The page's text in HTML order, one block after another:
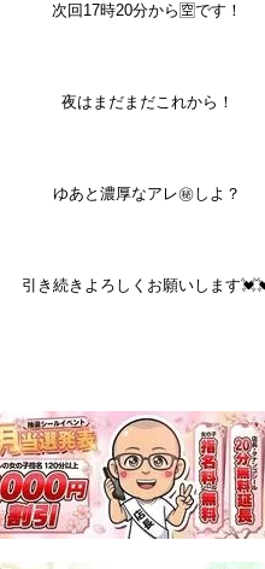
次回17時20分から🈳です！
夜はまだまだこれから！
ゆあと濃厚なアレ㊙️しよ？
引き続きよろしくお願いします